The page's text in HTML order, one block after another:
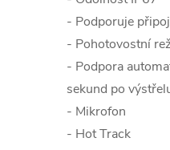
- Podporuje
- Pohotovostní
- Podpora
sekund po
- Mikrofon
- Hot Track